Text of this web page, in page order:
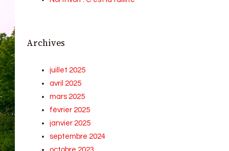
Archives
juillet 2025
avril 2025
mars 2025
février 2025
janvier 2025
septembre 2024